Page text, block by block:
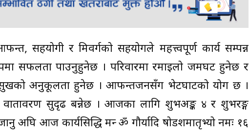
र मित्रवर्गको सहयोगले महत्त्वपूर्ण कार्य सम्पन्न
सफलता पाउनुहुनेछ । परिवारमा रमाइलो जमघट हुनेछ र
सुखको अनुकूलता हुनेछ । आफन्तजनसँग भेटघाटको योग छ ।
वातावरण सुदृढ बन्नेछ । आजका लागि शुभअङ्क ४ र शुभरङ्ग
अघि आज कार्यसिद्धि मन्त्र ॐ गौर्यादि षोडशमातृभ्यो नमः १६